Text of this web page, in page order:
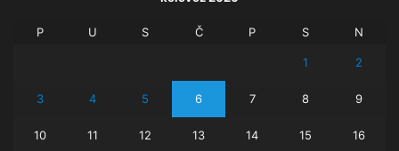
P U S Č P S N
1 2
3 4 5 6 7 8 9
10 11 12 13 14 15 16